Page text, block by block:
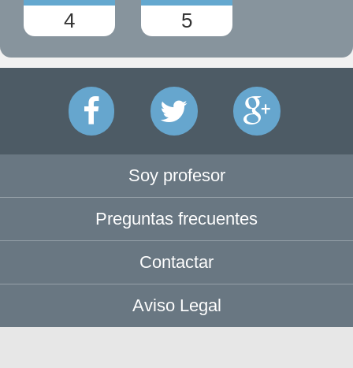
4 5
Soy profesor
Preguntas frecuentes
Contactar
Aviso Legal